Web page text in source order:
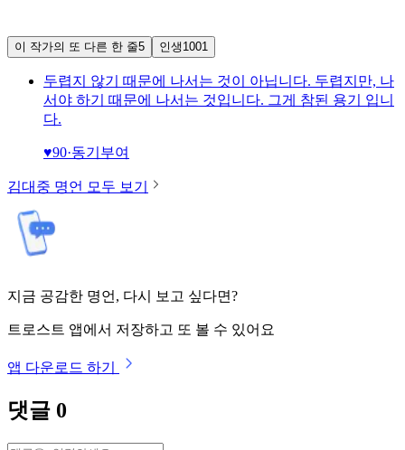
이 작가의 또 다른 한 줄5 인생1001
두렵지 않기 때문에 나서는 것이 아닙니다. 두렵지만, 나
서야 하기 때문에 나서는 것입니다. 그게 참된 용기 입니
다.
♥90·동기부여
김대중 명언 모두 보기
지금 공감한 명언, 다시 보고 싶다면?
트로스트 앱에서 저장하고 또 볼 수 있어요
앱 다운로드 하기
댓글 0